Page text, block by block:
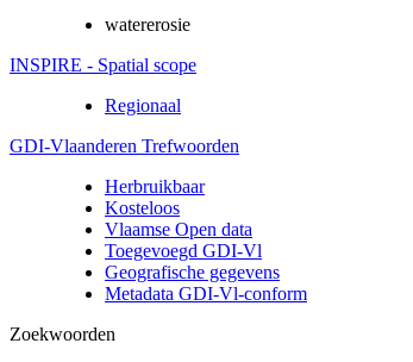
watererosie
INSPIRE - Spatial scope
Regionaal
GDI-Vlaanderen Trefwoorden
Herbruikbaar
Kosteloos
Vlaamse Open data
Toegevoegd GDI-Vl
Geografische gegevens
Metadata GDI-Vl-conform
Zoekwoorden